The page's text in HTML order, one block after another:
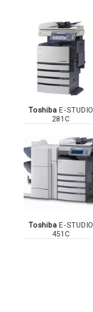
Toshiba E-STUDIO
281C
Toshiba E-STUDIO
451C